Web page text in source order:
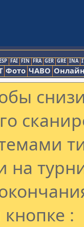
FAI FIN FRA GER GRE INA
Фото ЧАВО
на
: